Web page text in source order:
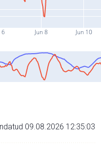
6 Jun 8 Jun 10
09.08.2026 12:35:03